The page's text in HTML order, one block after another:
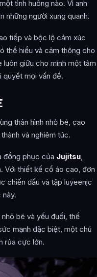
tình huống nào. Vì anh
những người xung quanh.
tiếp và bộc lộ cảm xúc
thể hiểu và cảm thông cho
giữu cho mình một tâm
quyết mọi vấn đề.
thân hình nhỏ bé, cao
và nghiêm túc.
đồng phục của Jujitsu
Với thiết kế cổ áo cao, đơn
chiến đấu và tập luyeenjc
bé và yếu đuối, thế
mạnh đặc biệt, một chú
rủa cực lớn.